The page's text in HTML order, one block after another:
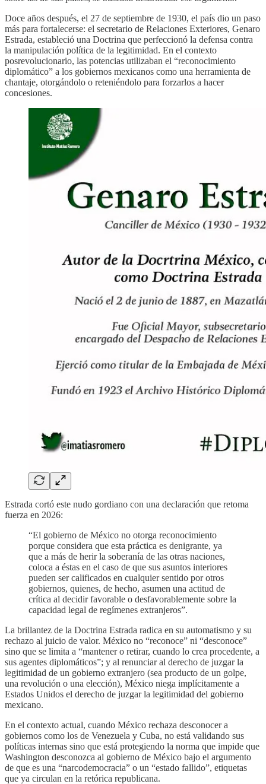
Doce años después, el 27 de septiembre de 1930, el país dio un paso
más para fortalecerse: el secretario de Relaciones Exteriores, Genaro
Estrada, estableció una Doctrina que perfeccionó la defensa contra
la manipulación política de la legitimidad. En el contexto
posrevolucionario, las potencias utilizaban el “reconocimiento
diplomático” a los gobiernos mexicanos como una herramienta de
chantaje, otorgándolo o reteniéndolo para forzarlos a hacer
concesiones.
Estrada cortó este nudo gordiano con una declaración que retoma
fuerza en 2026:
“El gobierno de México no otorga reconocimiento
porque considera que esta práctica es denigrante, ya
que a más de herir la soberanía de las otras naciones,
coloca a éstas en el caso de que sus asuntos interiores
pueden ser calificados en cualquier sentido por otros
gobiernos, quienes, de hecho, asumen una actitud de
crítica al decidir favorable o desfavorablemente sobre la
capacidad legal de regímenes extranjeros”.
La brillantez de la Doctrina Estrada radica en su automatismo y su
rechazo al juicio de valor. México no “reconoce” ni “desconoce”
sino que se limita a “mantener o retirar, cuando lo crea procedente, a
sus agentes diplomáticos”; y al renunciar al derecho de juzgar la
legitimidad de un gobierno extranjero (sea producto de un golpe,
una revolución o una elección), México niega implícitamente a
Estados Unidos el derecho de juzgar la legitimidad del gobierno
mexicano.
En el contexto actual, cuando México rechaza desconocer a
gobiernos como los de Venezuela y Cuba, no está validando sus
políticas internas sino que está protegiendo la norma que impide que
Washington desconozca al gobierno de México bajo el argumento
de que es una “narcodemocracia” o un “estado fallido”, etiquetas
que ya circulan en la retórica republicana.